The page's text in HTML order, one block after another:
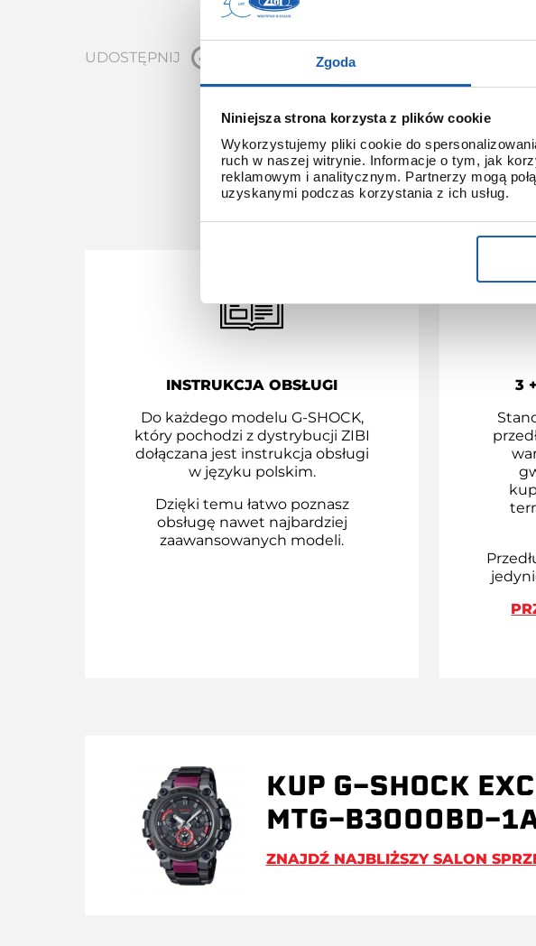
Zgoda
Niniejsza strona korzysta z plików cookie
Wykorzystujemy pliki cookie do
ruch w naszej witrynie. Informacje o tym, jak
reklamowym i analitycznym. Partnerzy mogą
uzyskanymi podczas korzystania z ich usług.
UDOSTĘPNIJ
Z
INSTRUKCJA OBSŁUGI
Do każdego modelu G-SHOCK,
który pochodzi z dystrybucji ZIBI
dołączana jest instrukcja obsługi
w języku polskim.
Dzięki temu łatwo poznasz
obsługę nawet najbardziej
zaawansowanych modeli.
3
KUP G-SHOCK
MTG-B3000BD-
ZNAJDŹ NAJBLIŻSZY SALON